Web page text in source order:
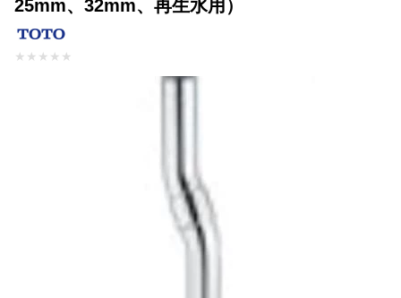
25mm、32mm、再生水用）
★ ★ ★ ★ ★